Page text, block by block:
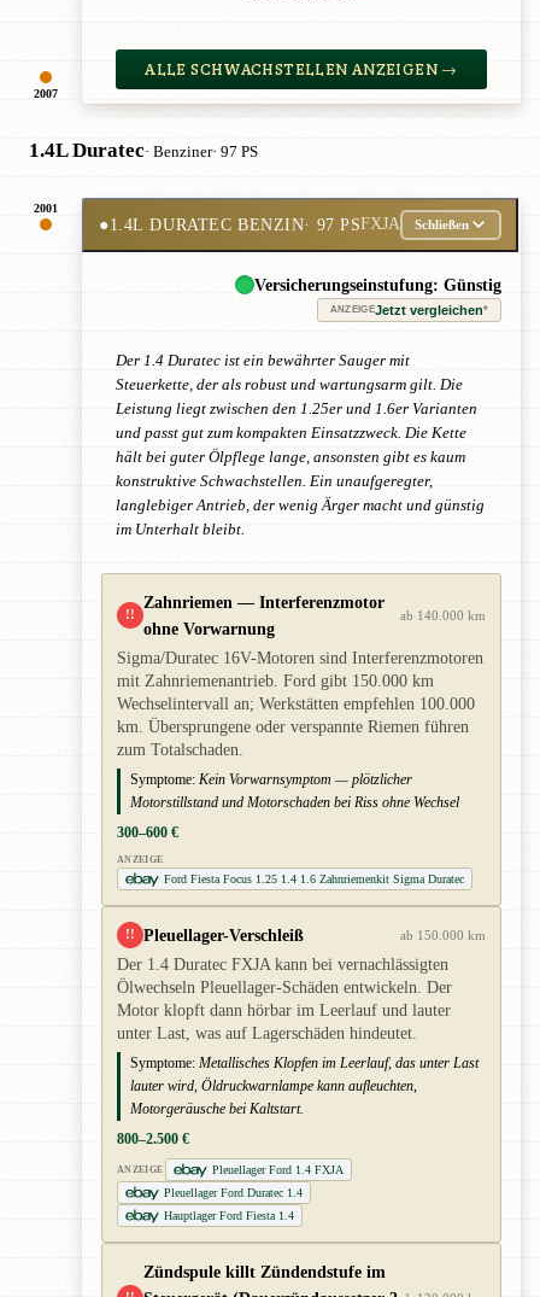
2007
ALLE SCHWACHSTELLEN ANZEIGEN →
1.4L Duratec· Benziner· 97 PS
2001
●1.4L DURATEC BENZIN· 97 PSFXJA Schließen
Versicherungseinstufung: Günstig
ANZEIGEJetzt vergleichen*
Der 1.4 Duratec ist ein bewährter Sauger mit
Steuerkette, der als robust und wartungsarm gilt. Die
Leistung liegt zwischen den 1.25er und 1.6er Varianten
und passt gut zum kompakten Einsatzzweck. Die Kette
hält bei guter Ölpflege lange, ansonsten gibt es kaum
konstruktive Schwachstellen. Ein unaufgeregter,
langlebiger Antrieb, der wenig Ärger macht und günstig
im Unterhalt bleibt.
!!
Zahnriemen — Interferenzmotor
ohne Vorwarnung
ab 140.000 km
Sigma/Duratec 16V-Motoren sind Interferenzmotoren
mit Zahnriemenantrieb. Ford gibt 150.000 km
Wechselintervall an; Werkstätten empfehlen 100.000
km. Übersprungene oder verspannte Riemen führen
zum Totalschaden.
Symptome: Kein Vorwarnsymptom — plötzlicher
Motorstillstand und Motorschaden bei Riss ohne Wechsel
300–600 €
ANZEIGE
Ford Fiesta Focus 1.25 1.4 1.6 Zahnriemenkit Sigma Duratec
!! Pleuellager-Verschleiß ab 150.000 km
Der 1.4 Duratec FXJA kann bei vernachlässigten
Ölwechseln Pleuellager-Schäden entwickeln. Der
Motor klopft dann hörbar im Leerlauf und lauter
unter Last, was auf Lagerschäden hindeutet.
Symptome: Metallisches Klopfen im Leerlauf, das unter Last
lauter wird, Öldruckwarnlampe kann aufleuchten,
Motorgeräusche bei Kaltstart.
800–2.500 €
ANZEIGE
Pleuellager Ford 1.4 FXJA
Pleuellager Ford Duratec 1.4
Hauptlager Ford Fiesta 1.4
Zündspule killt Zündendstufe im